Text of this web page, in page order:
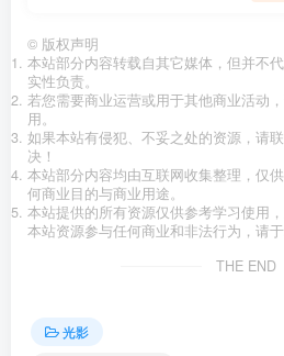
© 版权声明
本站部分内容转载自其它媒体，但并不
实性负责。
若您需要商业运营或用于其他商业活动
用。
如果本站有侵犯、不妥之处的资源，请
决！
本站部分内容均由互联网收集整理，仅
何商业目的与商业用途。
本站提供的所有资源仅供参考学习使用
本站资源参与任何商业和非法行为，请
THE END
光影